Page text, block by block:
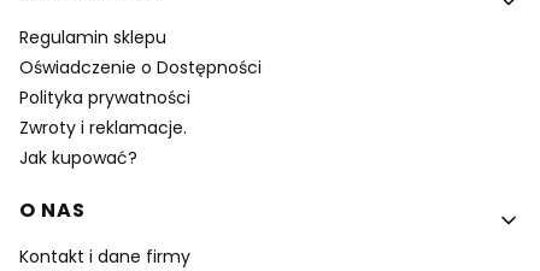
Regulamin sklepu
Oświadczenie o Dostępności
Polityka prywatności
Zwroty i reklamacje.
Jak kupować?
O NAS
Kontakt i dane firmy